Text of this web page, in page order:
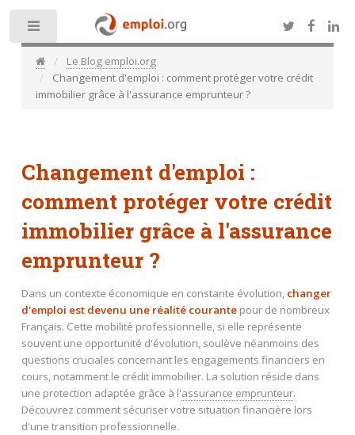
Le Blog emploi.org
Changement d'emploi : comment protéger votre crédit
immobilier grâce à l'assurance emprunteur ?
Changement d'emploi :
comment protéger votre crédit
immobilier grâce à l'assurance
emprunteur ?
Dans un contexte économique en constante évolution, changer
d'emploi est devenu une réalité courantepour de nombreux
Français. Cette mobilité professionnelle, si elle représente
souvent une opportunité d'évolution, soulève néanmoins des
questions cruciales concernant les engagements financiers en
cours, notamment le crédit immobilier. La solution réside dans
une protection adaptée grâce à l'assurance emprunteur.
Découvrez comment sécuriser votre situation financière lors
d'une transition professionnelle.
Toggle